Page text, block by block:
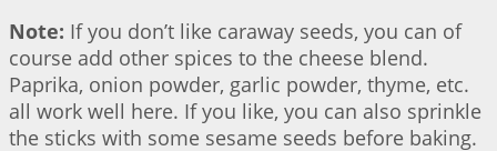
Note: If you don’t like caraway seeds, you can of
course add other spices to the cheese blend.
Paprika, onion powder, garlic powder, thyme, etc.
all work well here. If you like, you can also sprinkle
the sticks with some sesame seeds before baking.